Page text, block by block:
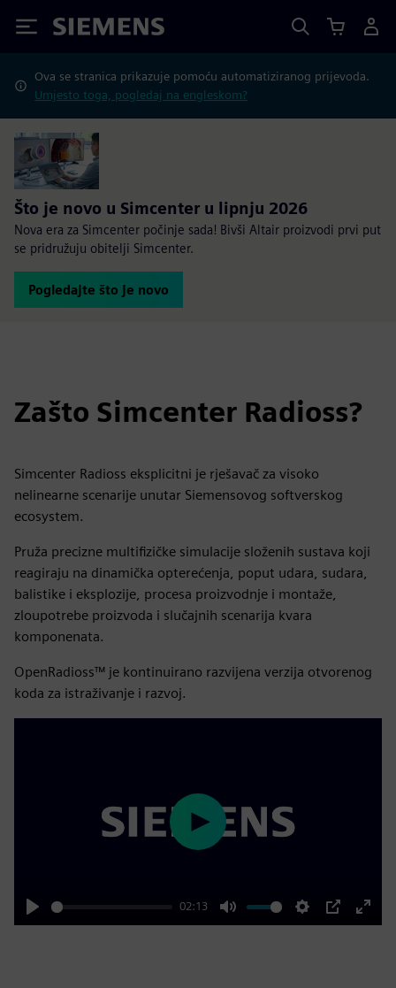
Siemens
Ova se stranica prikazuje pomoću automatiziranog prijevoda.
Umjesto toga, pogledaj na engleskom?
Što je novo u Simcenter u lipnju 2026
Nova era za Simcenter počinje sada! Bivši Altair proizvodi prvi put
se pridružuju obitelji Simcenter.
Pogledajte što je novo
Zašto Simcenter Radioss?
Simcenter Radioss eksplicitni je rješavač za visoko
nelinearne scenarije unutar Siemensovog softverskog
ecosystem.
Pruža precizne multifizičke simulacije složenih sustava koji
reagiraju na dinamička opterećenja, poput udara, sudara,
balistike i eksplozije, procesa proizvodnje i montaže,
zloupotrebe proizvoda i slučajnih scenarija kvara
komponenata.
OpenRadioss™ je kontinuirano razvijena verzija otvorenog
koda za istraživanje i razvoj.
Play
02:13
Mute Settings
PIP
Enter
Play